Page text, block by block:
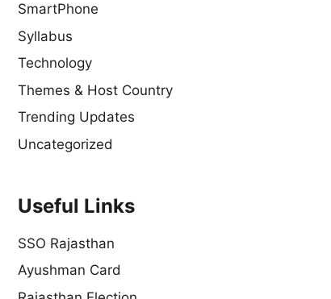
SmartPhone
Syllabus
Technology
Themes & Host Country
Trending Updates
Uncategorized
Useful Links
SSO Rajasthan
Ayushman Card